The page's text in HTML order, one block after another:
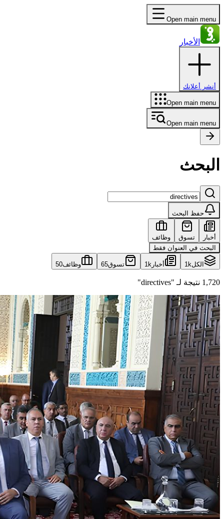
Open main menu
الأخبار
أنشر أعلانك
Open main menu
Open main menu
البحث
حفظ البحث
أخبار تسوق
وظائف
البحث في العنوان فقط
الكل1k أخبار 1k تسوق65 وظائف50
1,720 نتيجة لـ "directives"